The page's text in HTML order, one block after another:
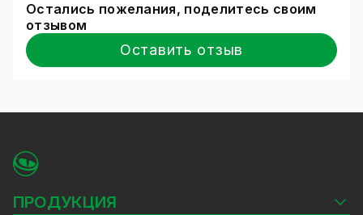
Остались пожелания, поделитесь своим
отзывом
Оставить отзыв
ПРОДУКЦИЯ